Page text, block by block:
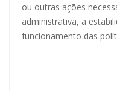
ou outras ações
administrativa, a
funcionamento das